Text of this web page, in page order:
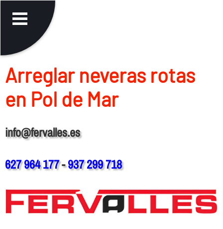
Arreglar neveras rotas
en Pol de Mar
info@fervalles.es
627 964 177-937 299 718